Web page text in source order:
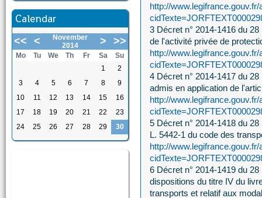
Calendar
<< <
November
2014
> >>
Mo Tu We Th Fr Sa
Su
1
2
3
4 5 6 7 8
9
10
11 12 13 14 15
16
17
18 19 20 21 22
23
24
25 26 27 28 29 30
http://www.legifrance.gouv.fr/
3 Décret n° 2014-1416 du
de l'activité privée de
http://www.legifrance.gouv.fr/
4 Décret n° 2014-1417 du
admis en application de
http://www.legifrance.gouv.fr/
5 Décret n° 2014-1418 du
L. 5442-1 du code des
http://www.legifrance.gouv.fr/
6 Décret n° 2014-1419 du
dispositions du titre IV du
transports et relatif aux